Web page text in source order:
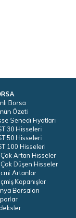
Borsa
Özeti
Senedi Fiyatları
30 Hisseleri
50 Hisseleri
100 Hisseleri
Çok Artan Hisseler
Çok Düşen Hisseler
Artanlar
Kapanışlar
Borsaları